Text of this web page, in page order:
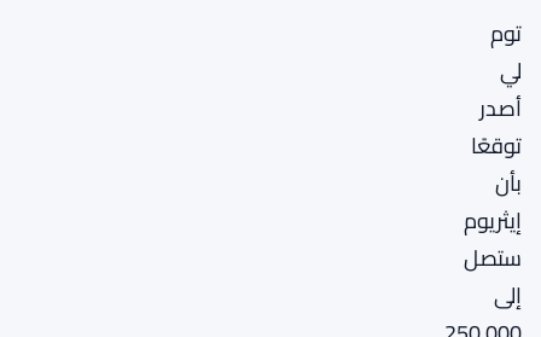
توم
لي
أصدر
توقعًا
بأن
إيثريوم
ستصل
إلى